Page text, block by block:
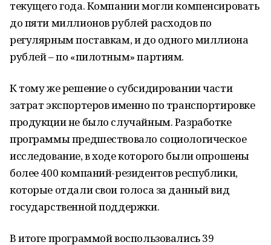
текущего года. Компании могли компенсировать
до пяти миллионов рублей расходов по
регулярным поставкам, и до одного миллиона
рублей – по «пилотным» партиям.
К тому же решение о субсидировании части
затрат экспортеров именно по транспортировке
продукции не было случайным. Разработке
программы предшествовало социологическое
исследование, в ходе которого были опрошены
более 400 компаний-резидентов республики,
которые отдали свои голоса за данный вид
государственной поддержки.
В итоге программой воспользовались 39